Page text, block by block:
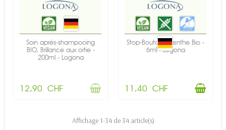
Soin après-shampooing
BIO, Brillance aux ortie -
200ml - Logona
12,90 CHF
Stop-Boutons Menthe Bio -
6ml - Logona
11,40 CHF
Affichage 1-34 de 34 article(s)